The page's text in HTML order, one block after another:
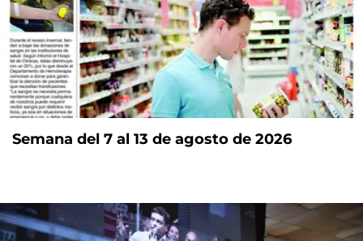
Semana del 7 al 13 de agosto de 2026